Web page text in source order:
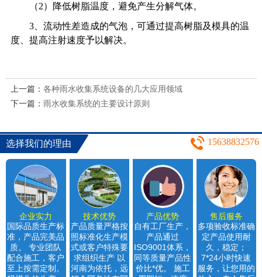
（2）降低树脂温度，避免产生分解气体。
3、流动性差造成的气泡，可通过提高树脂及模具的温
度、提高注射速度予以解决。
上一篇： 各种雨水收集系统设备的几大应用领域
下一篇： 雨水收集系统的主要设计原则
选择我们的理由 15638832576
企业实力
国际品质生产标
准，产品完美品
质。 专业团队
配合施工，客户
至上按需定制。
技术优势
产品质量严格按
照标准化生产模
式或客户特殊要
求组织生产 以
河南为依托，远
产品优势
自有工厂生产，
产品通过
ISO9001体系，
同等质量产品性
价比*优。 施工
售后服务
多项验收标准确
定产品使用耐
久，稳定；
7*24小时快速
服务，让您用的